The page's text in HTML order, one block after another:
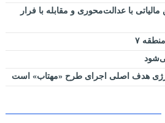
با عدالت‌محوری و مقابله با فرار
۷
هدف اصلی اجرای طرح «مهتاب» است